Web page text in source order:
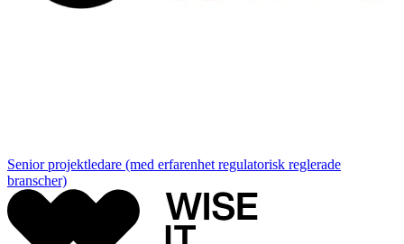
Senior projektledare (med erfarenhet regulatorisk reglerade
branscher)